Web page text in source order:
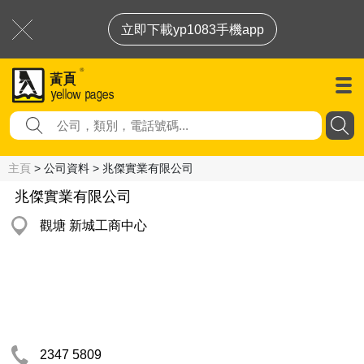
立即下載yp1083手機app
主頁 > 公司資料 > 兆傑實業有限公司
兆傑實業有限公司
觀塘 新城工商中心
2347 5809